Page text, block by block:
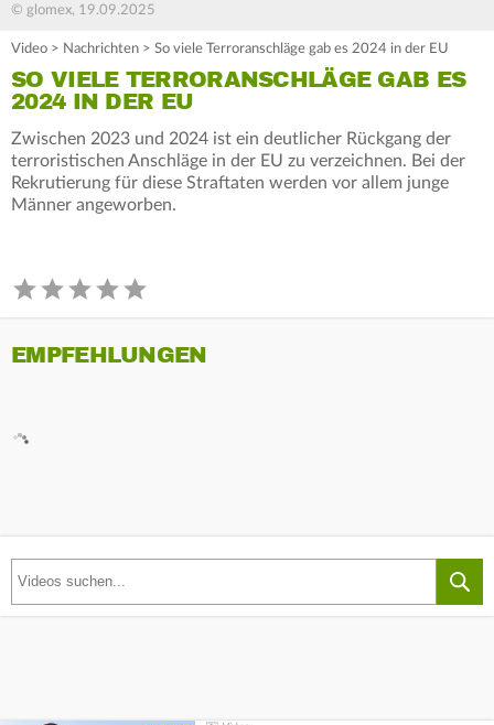
© glomex, 19.09.2025
Video > Nachrichten > So viele Terroranschläge gab es 2024 in der EU
SO VIELE TERRORANSCHLÄGE GAB ES
2024 IN DER EU
Zwischen 2023 und 2024 ist ein deutlicher Rückgang der
terroristischen Anschläge in der EU zu verzeichnen. Bei der
Rekrutierung für diese Straftaten werden vor allem junge
Männer angeworben.
EMPFEHLUNGEN